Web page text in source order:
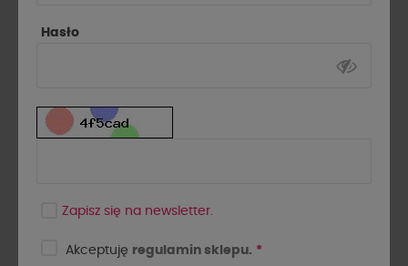
na rękawie La Milla czarna
319,00 zł
Hasło
Zapisz się na newsletter.
Akceptuję regulamin sklepu. *